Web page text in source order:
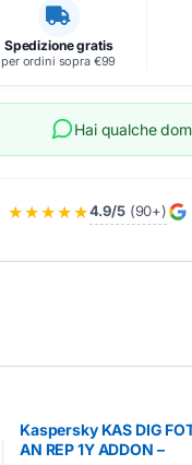
Spedizione gratis
per ordini sopra €99
Hai qualche
★★★★★4.9/5(90+)
Kaspersky KAS DIG
AN REP 1Y ADDON –